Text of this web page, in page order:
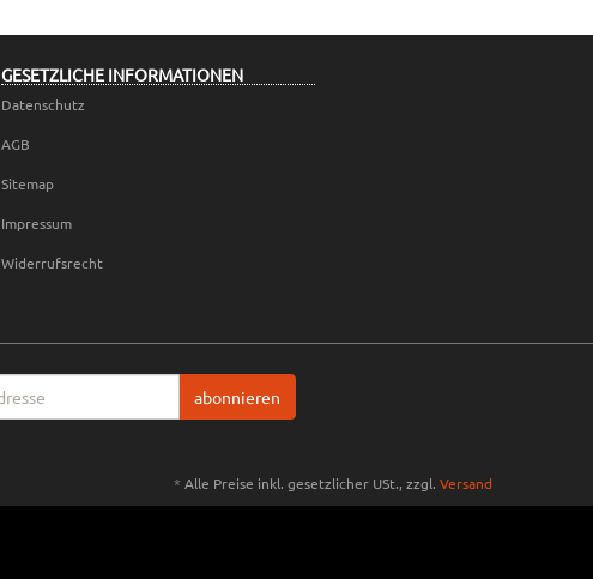
GESETZLICHE INFORMATIONEN
Datenschutz
AGB
Sitemap
Impressum
Widerrufsrecht
abonnieren
* Alle Preise inkl. gesetzlicher USt., zzgl. Versand